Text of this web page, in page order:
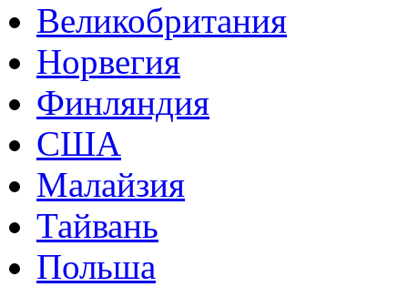
Великобритания
Норвегия
Финляндия
США
Малайзия
Тайвань
Польша